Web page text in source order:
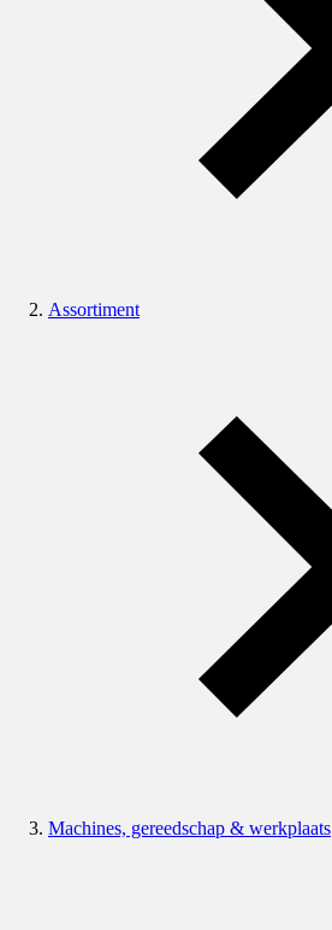
Assortiment
Machines, gereedschap & werkplaats